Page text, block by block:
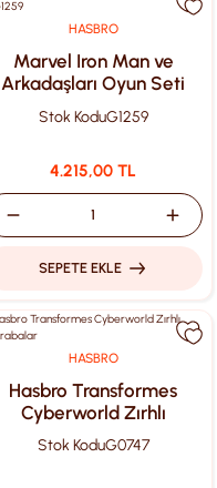
HASBRO
Marvel Iron Man ve
Arkadaşları Oyun Seti
G1259
Stok KoduG1259
4.215,00 TL
SEPETE EKLE
HASBRO
Hasbro Transformes
Cyberworld Zırhlı
Arabalar
Stok KoduG0747